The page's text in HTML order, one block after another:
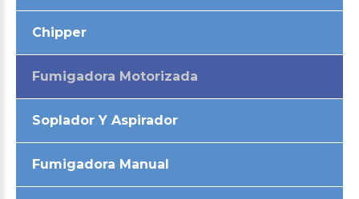
Chipper
Fumigadora Motorizada
Soplador Y Aspirador
Fumigadora Manual